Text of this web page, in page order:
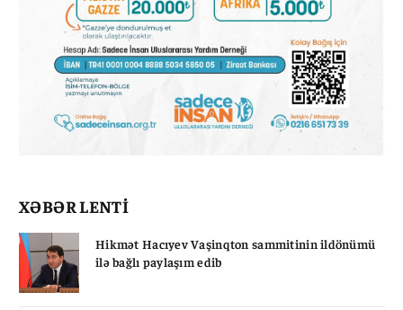
XƏBƏR LENTİ
Hikmət Hacıyev Vaşinqton sammitinin ildönümü
ilə bağlı paylaşım edib